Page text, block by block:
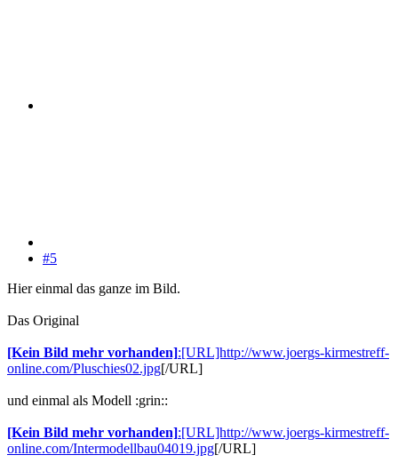
#5
Hier einmal das ganze im Bild.
Das Original
[Kein Bild mehr vorhanden]:[URL]http://www.joergs-kirmestreff-
online.com/Pluschies02.jpg[/URL]
und einmal als Modell :grin::
[Kein Bild mehr vorhanden]:[URL]http://www.joergs-kirmestreff-
online.com/Intermodellbau04019.jpg[/URL]